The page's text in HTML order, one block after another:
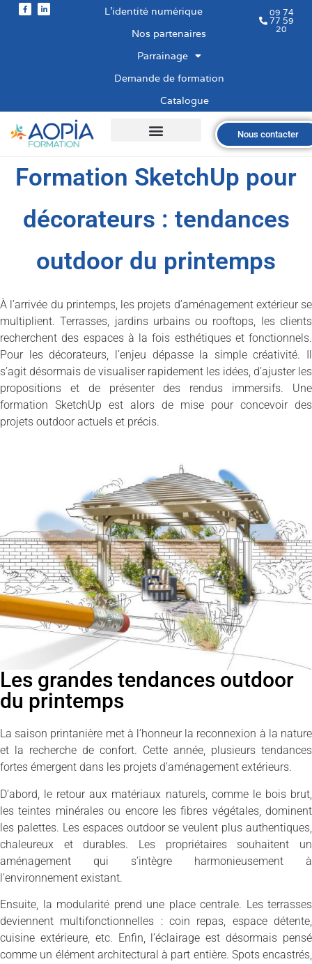
L’identité numérique
Nos partenaires
Parrainage
Demande de formation
Catalogue
09 74
77 59
20
Nous contacter
Formation SketchUp pour
décorateurs : tendances
outdoor du printemps
À l’arrivée du printemps, les projets d’aménagement extérieur se
multiplient. Terrasses, jardins urbains ou rooftops, les clients
recherchent des espaces à la fois esthétiques et fonctionnels.
Pour les décorateurs, l’enjeu dépasse la simple créativité. Il
s’agit désormais de visualiser rapidement les idées, d’ajuster les
propositions et de présenter des rendus immersifs. Une
formation SketchUp est alors de mise pour concevoir des
projets outdoor actuels et précis.
Les grandes tendances outdoor
du printemps
La saison printanière met à l’honneur la reconnexion à la nature
et la recherche de confort. Cette année, plusieurs tendances
fortes émergent dans les projets d’aménagement extérieurs.
D’abord, le retour aux matériaux naturels, comme le bois brut,
les teintes minérales ou encore les fibres végétales, dominent
les palettes. Les espaces outdoor se veulent plus authentiques,
chaleureux et durables. Les propriétaires souhaitent un
aménagement qui s’intègre harmonieusement à
l’environnement existant.
Ensuite, la modularité prend une place centrale. Les terrasses
deviennent multifonctionnelles : coin repas, espace détente,
cuisine extérieure, etc. Enfin, l’éclairage est désormais pensé
comme un élément architectural à part entière. Spots encastrés,